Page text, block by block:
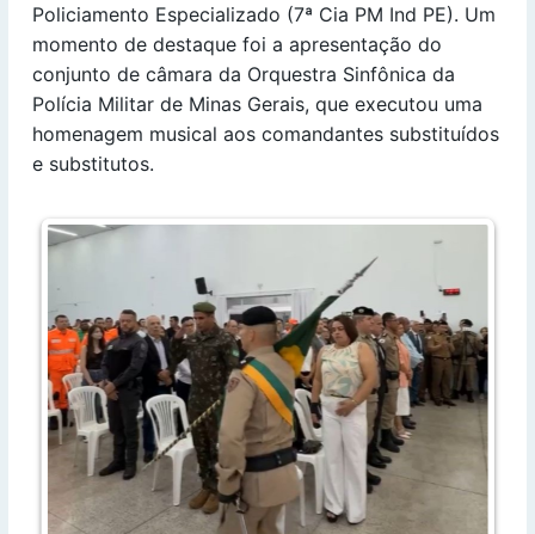
Policiamento Especializado (7ª Cia PM Ind PE). Um
momento de destaque foi a apresentação do
conjunto de câmara da Orquestra Sinfônica da
Polícia Militar de Minas Gerais, que executou uma
homenagem musical aos comandantes substituídos
e substitutos.